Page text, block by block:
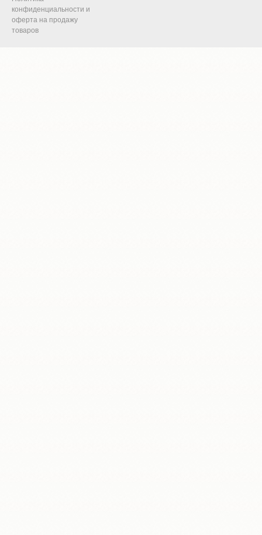
конфиденциальности и
оферта на продажу
товаров